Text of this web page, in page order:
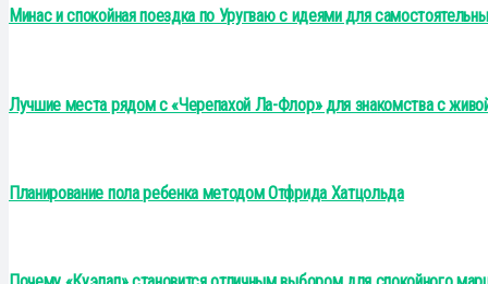
Минас и спокойная поездка по Уругваю с идеями для
Лучшие места рядом с «Черепахой Ла-Флор» для знакомства с
Планирование пола ребенка методом Отфрида Хатцольда